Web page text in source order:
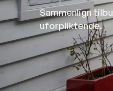
Sammenlign
uforpliktende.